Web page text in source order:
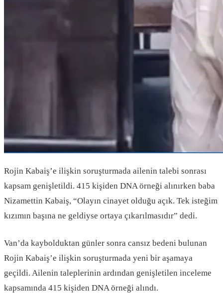
Rojin Kabaiş’e ilişkin soruşturmada ailenin talebi sonrası
kapsam genişletildi. 415 kişiden DNA örneği alınırken baba
Nizamettin Kabaiş, “Olayın cinayet olduğu açık. Tek isteğim
kızımın başına ne geldiyse ortaya çıkarılmasıdır” dedi.
Van’da kaybolduktan günler sonra cansız bedeni bulunan
Rojin Kabaiş’e ilişkin soruşturmada yeni bir aşamaya
geçildi. Ailenin taleplerinin ardından genişletilen inceleme
kapsamında 415 kişiden DNA örneği alındı.